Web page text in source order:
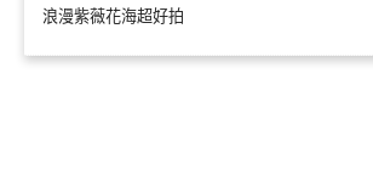
浪漫紫薇花海超好拍